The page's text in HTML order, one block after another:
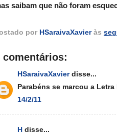
saibam que não foram
por HSaraivaXavier às
comentários:
HSaraivaXavierdisse...
Parabéns se marcou a Letra
14/2/11
H disse...